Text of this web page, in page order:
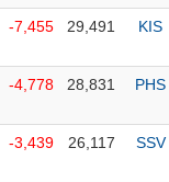
-7,455 29,491 KIS
-4,778 28,831 PHS
-3,439 26,117 SSV